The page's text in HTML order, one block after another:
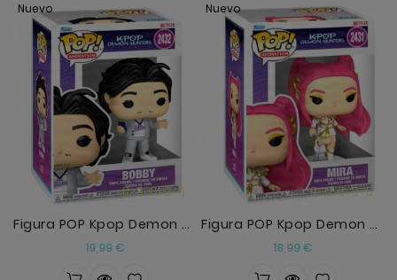
Nuevo
Figura POP Kpop Demon Hunters Bobby
19,99 €Precio
Nuevo
Figura POP Kpop Demon Hunters Mira
18,99 €Precio